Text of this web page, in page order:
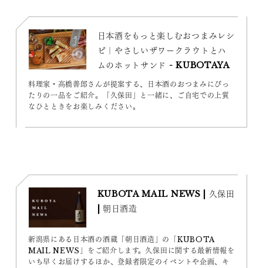
日本酒をもっと楽しむおつまみレシ
ピ｜やさしいザワークラウトとハ
ムのホットサンド - KUBOTAYA
料理家・高橋善郎さんが提案する、日本酒のおつまみにぴっ
たりの一品をご紹介。「久保田」と一緒に、ご自宅での上質
なひとときをお楽しみください。
KUBOTA MAIL NEWS | 久保田
| 朝日酒造
新潟県にある日本酒の酒蔵「朝日酒造」の「KUBOTA
MAIL NEWS」をご紹介します。久保田に関する最新情報を
いち早くお届けするほか、登録者限定のイベントや企画、キ